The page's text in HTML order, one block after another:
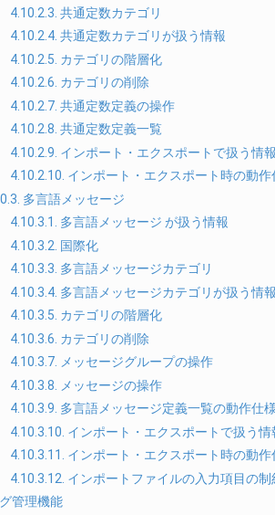
4.10.2.3. 共通定数カテゴリ
4.10.2.4. 共通定数カテゴリが扱う情報
4.10.2.5. カテゴリの階層化
4.10.2.6. カテゴリの削除
4.10.2.7. 共通定数定義の操作
4.10.2.8. 共通定数定義一覧
4.10.2.9. インポート・エクスポートで扱う情
4.10.2.10. インポート・エクスポート時の動作
多言語メッセージ
4.10.3.1. 多言語メッセージ が扱う情報
4.10.3.2. 国際化
4.10.3.3. 多言語メッセージカテゴリ
4.10.3.4. 多言語メッセージカテゴリが扱う情
4.10.3.5. カテゴリの階層化
4.10.3.6. カテゴリの削除
4.10.3.7. メッセージグループの操作
4.10.3.8. メッセージの操作
4.10.3.9. 多言語メッセージ定義一覧の動作仕
4.10.3.10. インポート・エクスポートで扱う情
4.10.3.11. インポート・エクスポート時の動作
4.10.3.12. インポートファイルの入力項目の制
管理機能